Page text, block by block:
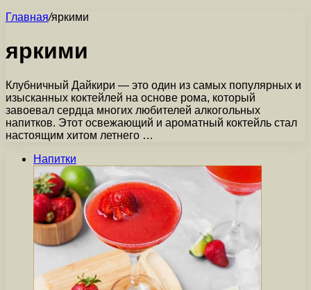
Главная/яркими
яркими
Клубничный Дайкири — это один из самых популярных и
изысканных коктейлей на основе рома, который
завоевал сердца многих любителей алкогольных
напитков. Этот освежающий и ароматный коктейль стал
настоящим хитом летнего …
Напитки